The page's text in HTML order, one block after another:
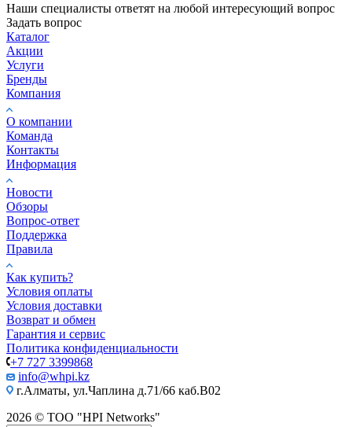
Наши специалисты ответят на любой интересующий вопрос
Задать вопрос
Каталог
Акции
Услуги
Бренды
Компания
О компании
Команда
Контакты
Информация
Новости
Обзоры
Вопрос-ответ
Поддержка
Правила
Как купить?
Условия оплаты
Условия доставки
Возврат и обмен
Гарантия и сервис
Политика конфиденциальности
+7 727 3399868
info@whpi.kz
г.Алматы, ул.Чаплина д.71/66 каб.B02
2026 © ТОО "HPI Networks"